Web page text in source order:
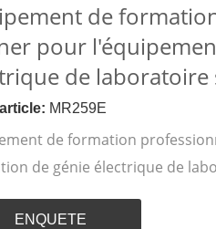
de
pour
de laboratoire
MR259E
de formation
de génie électrique de
ENQUETE